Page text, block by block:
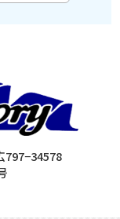
797−34578